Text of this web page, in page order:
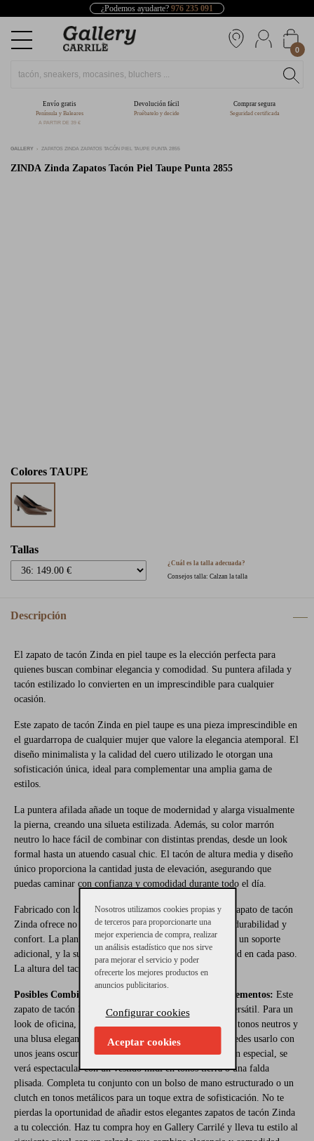
¿Podemos ayudarte? 976 235 091
0
Envío gratis
Península y Baleares
A PARTIR DE 39 €
Devolución fácil
Pruébatelo y decide
Comprar segura
Seguridad certificada
GALLERY ZAPATOS ZINDA ZAPATOS TACÓN PIEL TAUPE PUNTA 2855
ZINDA Zinda Zapatos Tacón Piel Taupe Punta 2855
Colores TAUPE
Tallas
¿Cuál es la talla adecuada?
Consejos talla: Calzan la talla
Descripción
El zapato de tacón Zinda en piel taupe es la elección perfecta para
quienes buscan combinar elegancia y comodidad. Su puntera afilada y
tacón estilizado lo convierten en un imprescindible para cualquier
ocasión.
Este zapato de tacón Zinda en piel taupe es una pieza imprescindible en
el guardarropa de cualquier mujer que valore la elegancia atemporal. El
diseño minimalista y la calidad del cuero utilizado le otorgan una
sofisticación única, ideal para complementar una amplia gama de
estilos.
La puntera afilada añade un toque de modernidad y alarga visualmente
la pierna, creando una silueta estilizada. Además, su color marrón
neutro lo hace fácil de combinar con distintas prendas, desde un look
formal hasta un atuendo casual chic. El tacón de altura media y diseño
único proporciona la cantidad justa de elevación, asegurando que
puedas caminar con confianza y comodidad durante todo el día.
Fabricado con los más altos estándares de calidad, este zapato de tacón
Zinda ofrece no solo un estilo impecable, sino también durabilidad y
confort. La plantilla interior está acolchada para brindar un soporte
adicional, y la suela está diseñada para ofrecer estabilidad en cada paso.
La altura del tacón es de 6 cm aproximadamente.
Posibles Combinaciones con Otras Prendas o Complementos: Este
zapato de tacón Zinda en piel taupe es increíblemente versátil. Para un
look de oficina, combínalo con un pantalón de vestir en tonos neutros y
una blusa elegante. Si prefieres un estilo más casual, puedes usarlo con
unos jeans oscuros y un suéter ajustado. Para una ocasión especial, se
verá espectacular con un vestido midi en tonos tierra o una falda
plisada. Completa tu conjunto con un bolso de mano estructurado o un
clutch en tonos metálicos para un toque extra de sofisticación. No te
pierdas la oportunidad de añadir estos elegantes zapatos de tacón Zinda
a tu colección. Haz tu compra hoy en Gallery Carrilé y lleva tu estilo al
Nosotros utilizamos cookies propias y
de terceros para proporcionarte una
mejor experiencia de compra, realizar
un análisis estadístico que nos sirve
para mejorar el servicio y poder
ofrecerte los mejores productos en
anuncios publicitarios.
Configurar cookies
Aceptar cookies